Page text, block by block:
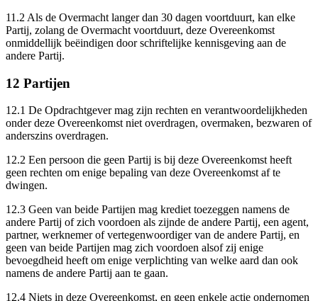
11.2 Als de Overmacht langer dan 30 dagen voortduurt, kan elke
Partij, zolang de Overmacht voortduurt, deze Overeenkomst
onmiddellijk beëindigen door schriftelijke kennisgeving aan de
andere Partij.
12 Partijen
12.1 De Opdrachtgever mag zijn rechten en verantwoordelijkheden
onder deze Overeenkomst niet overdragen, overmaken, bezwaren of
anderszins overdragen.
12.2 Een persoon die geen Partij is bij deze Overeenkomst heeft
geen rechten om enige bepaling van deze Overeenkomst af te
dwingen.
12.3 Geen van beide Partijen mag krediet toezeggen namens de
andere Partij of zich voordoen als zijnde de andere Partij, een agent,
partner, werknemer of vertegenwoordiger van de andere Partij, en
geen van beide Partijen mag zich voordoen alsof zij enige
bevoegdheid heeft om enige verplichting van welke aard dan ook
namens de andere Partij aan te gaan.
12.4 Niets in deze Overeenkomst, en geen enkele actie ondernomen